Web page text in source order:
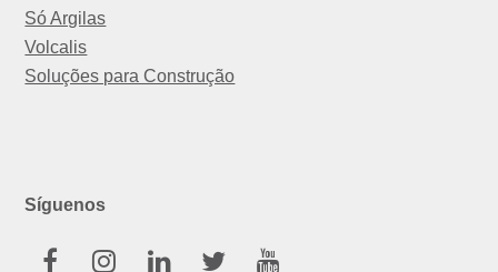
Só Argilas
Volcalis
Soluções para Construção
Síguenos
FacebookInstagram
LinkedinTwitter